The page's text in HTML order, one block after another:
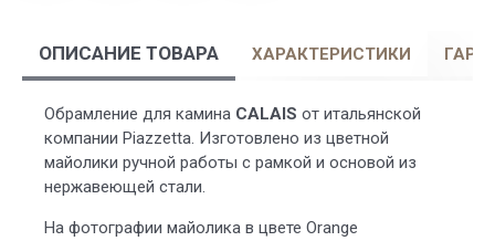
ОПИСАНИЕ ТОВАРА ХАРАКТЕРИСТИКИ
Обрамление для камина CALAIS от итальянской
компании Piazzetta. Изготовлено из цветной
майолики ручной работы с рамкой и основой из
нержавеющей стали.
На фотографии майолика в цвете Orange